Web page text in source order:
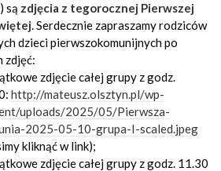
są zdjęcia z tegorocznej Pierwszej
. Serdecznie zapraszamy rodziców
dzieci pierwszokomunijnych po
zdjęć:
zdjęcie całej grupy z godz.
http://mateusz.olsztyn.pl/wp-
uploads/2025/05/Pierwsza-
2025-05-10-grupa-I-scaled.jpeg
kliknąć w link);
zdjęcie całej grupy z godz. 11.30